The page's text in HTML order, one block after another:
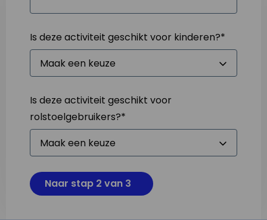
Is deze activiteit geschikt voor kinderen?*
Is deze activiteit geschikt voor
rolstoelgebruikers?*